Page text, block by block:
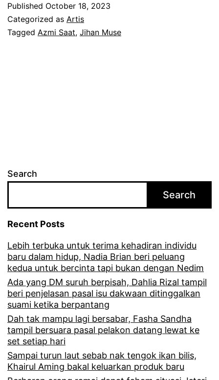
n
i
a
t
p
e
r
m
h
Published October 18, 2023
Categorized as Artis
Tagged Azmi Saat, Jihan Muse
Search
Search
Recent Posts
Lebih terbuka untuk terima kehadiran individu
baru dalam hidup, Nadia Brian beri peluang
kedua untuk bercinta tapi bukan dengan Nedim
Ada yang DM suruh berpisah, Dahlia Rizal tampil
beri penjelasan pasal isu dakwaan ditinggalkan
suami ketika berpantang
Dah tak mampu lagi bersabar, Fasha Sandha
tampil bersuara pasal pelakon datang lewat ke
set setiap hari
Sampai turun laut sebab nak tengok ikan bilis,
Khairul Aming bakal keluarkan produk baru